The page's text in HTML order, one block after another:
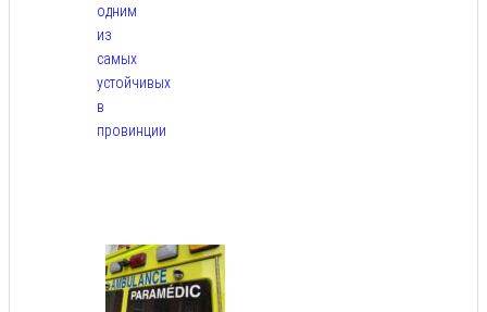
одним
из
самых
устойчивых
в
провинции